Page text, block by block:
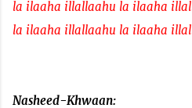
la ilaaha illallaahu la ilaaha
la ilaaha illallaahu la ilaaha
Nasheed-Khwaan: